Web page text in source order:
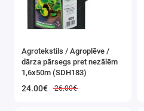
Agrotekstils / Agroplēve /
dārza pārsegs pret nezālēm
1,6x50m (SDH183)
24.00€ 26.00€